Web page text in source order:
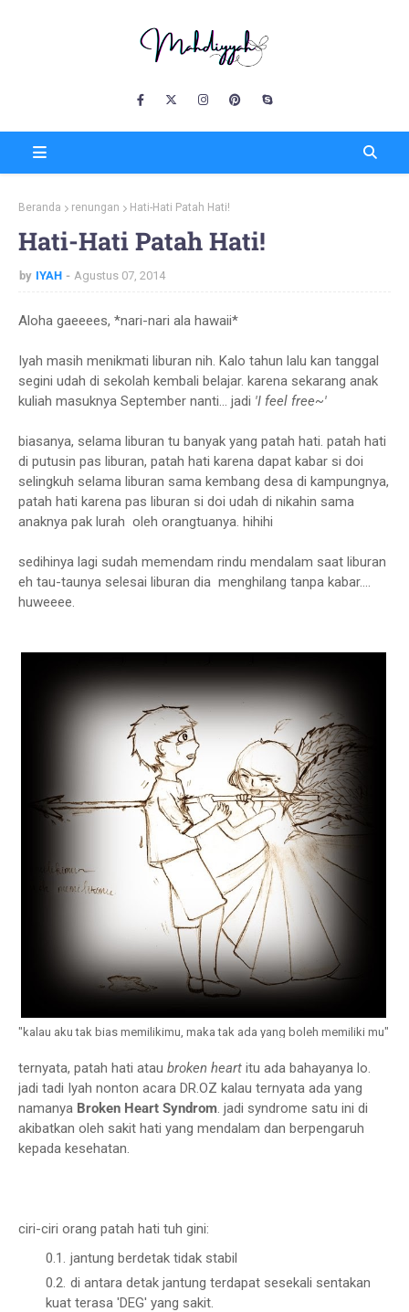
Beranda renungan Hati-Hati Patah Hati!
Hati-Hati Patah Hati!
by IYAH Agustus 07, 2014
Aloha gaeeees, *nari-nari ala hawaii*
Iyah masih menikmati liburan nih. Kalo tahun lalu kan tanggal
segini udah di sekolah kembali belajar. karena sekarang anak
kuliah masuknya September nanti... jadi 'I feel free~'
biasanya, selama liburan tu banyak yang patah hati. patah hati
di putusin pas liburan, patah hati karena dapat kabar si doi
selingkuh selama liburan sama kembang desa di kampungnya,
patah hati karena pas liburan si doi udah di nikahin sama
anaknya pak lurah oleh orangtuanya. hihihi
sedihinya lagi sudah memendam rindu mendalam saat liburan
eh tau-taunya selesai liburan dia menghilang tanpa kabar....
huweeee.
"kalau aku tak bias memilikimu, maka tak ada yang boleh memiliki mu"
ternyata, patah hati atau broken heart itu ada bahayanya lo.
jadi tadi Iyah nonton acara DR.OZ kalau ternyata ada yang
namanya Broken Heart Syndrom. jadi syndrome satu ini di
akibatkan oleh sakit hati yang mendalam dan berpengaruh
kepada kesehatan.
ciri-ciri orang patah hati tuh gini:
jantung berdetak tidak stabil
di antara detak jantung terdapat sesekali sentakan
kuat terasa 'DEG' yang sakit.